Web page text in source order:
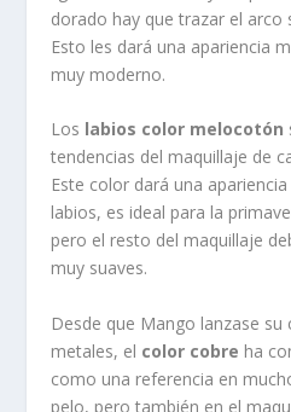
dorado hay que trazar el arco
Esto les dará una apariencia
muy moderno.
Los labios color melocotón
tendencias del maquillaje de
Este color dará una
labios, es ideal para la
pero el resto del maquillaje
muy suaves.
Desde que Mango lanzase su
metales, el color cobre ha
como una referencia en
pelo, pero también en el